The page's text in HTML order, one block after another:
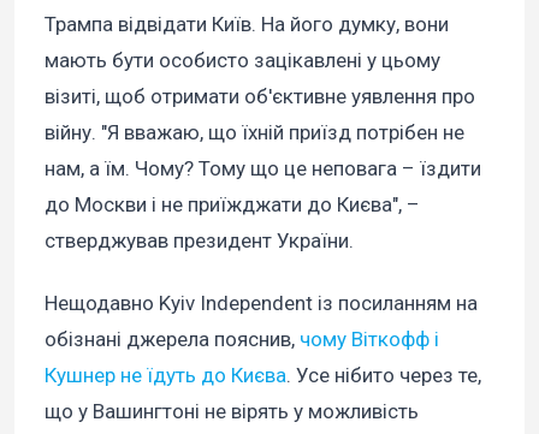
Трампа відвідати Київ. На його думку, вони
мають бути особисто зацікавлені у цьому
візиті, щоб отримати об'єктивне уявлення про
війну. "Я вважаю, що їхній приїзд потрібен не
нам, а їм. Чому? Тому що це неповага – їздити
до Москви і не приїжджати до Києва", –
стверджував президент України.
Нещодавно Kyiv Independent із посиланням на
обізнані джерела пояснив, чому Віткофф і
Кушнер не їдуть до Києва. Усе нібито через те,
що у Вашингтоні не вірять у можливість